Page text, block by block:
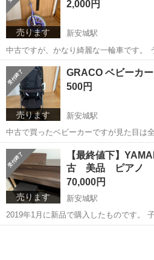
防止の手作りのアダプタも付けてい...
売ります
2,000円
新安城駅
中古ですが、かなり綺麗な一輪車です。
使わなくなったのでお譲りします。 写真
が、乗るところは綺麗でほとんど問題は
愛知 安城市 キッズ
売ります
GRACO ベビーカー
500円
新安城駅
中古で買ったベビーカーですが見た目は
す。 3枚目は右前方のタイヤのアップで
目は左前方のタイヤの状態ですが、タイ
して自由回転できるようにするための爪...
愛知 安城市 新安城駅
売ります
【最終値下】
古 美品 ピアノ
70,000円
新安城駅
2019年1月に新品で購入したものです。
たが、辞めてしまったのでお譲りします。 本体に大きな傷は無く、
品だと思います。 音が出ない鍵盤もな